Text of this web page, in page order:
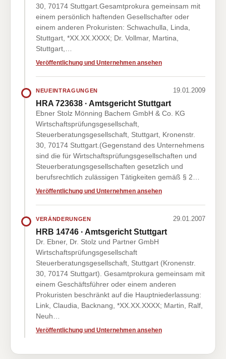
30, 70174 Stuttgart.Gesamtprokura gemeinsam mit
einem persönlich haftenden Gesellschafter oder
einem anderen Prokuristen: Schwachulla, Linda,
Stuttgart, *XX.XX.XXXX; Dr. Vollmar, Martina,
Stuttgart,…
Veröffentlichung und Unternehmen ansehen
NEUEINTRAGUNGEN 19.01.2009
HRA 723638 · Amtsgericht Stuttgart
Ebner Stolz Mönning Bachem GmbH & Co. KG
Wirtschaftsprüfungsgesellschaft,
Steuerberatungsgesellschaft, Stuttgart, Kronenstr.
30, 70174 Stuttgart.(Gegenstand des Unternehmens
sind die für Wirtschaftsprüfungsgesellschaften und
Steuerberatungsgesellschaften gesetzlich und
berufsrechtlich zulässigen Tätigkeiten gemäß § 2…
Veröffentlichung und Unternehmen ansehen
VERÄNDERUNGEN 29.01.2007
HRB 14746 · Amtsgericht Stuttgart
Dr. Ebner, Dr. Stolz und Partner GmbH
Wirtschaftsprüfungsgesellschaft
Steuerberatungsgesellschaft, Stuttgart (Kronenstr.
30, 70174 Stuttgart). Gesamtprokura gemeinsam mit
einem Geschäftsführer oder einem anderen
Prokuristen beschränkt auf die Hauptniederlassung:
Link, Claudia, Backnang, *XX.XX.XXXX; Martin, Ralf,
Neuh…
Veröffentlichung und Unternehmen ansehen